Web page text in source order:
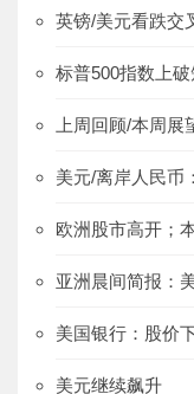
英镑/美元看跌交
标普500指数上
上周回顾/本周
美元/离岸人民币
欧洲股市高开；
亚洲晨间简报：
美国银行：股价
美元继续飙升